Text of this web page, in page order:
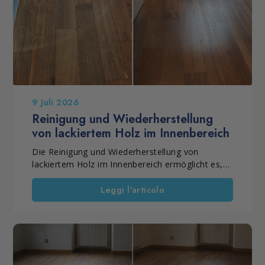
9 Juli 2026
Reinigung und Wiederherstellung
von lackiertem Holz im Innenbereich
Die Reinigung und Wiederherstellung von
lackiertem Holz im Innenbereich ermöglicht es,
matt oder glänzend lackiertes Parkett
aufzubereiten, das durch die tägliche Nutzung an
Glanz, Farbintensität und Gleichmäßigkeit
und muss der Boden nicht vollständig
abgeschliffen werden, lässt sich das Parkett
ohne Schleifen renovieren. Ein gezielter
Leggi l'articolo